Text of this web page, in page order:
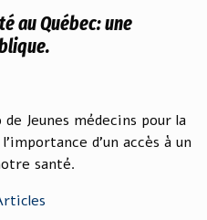
au Québec: une
Jeunes médecins pour la
d'un accès à un
santé.